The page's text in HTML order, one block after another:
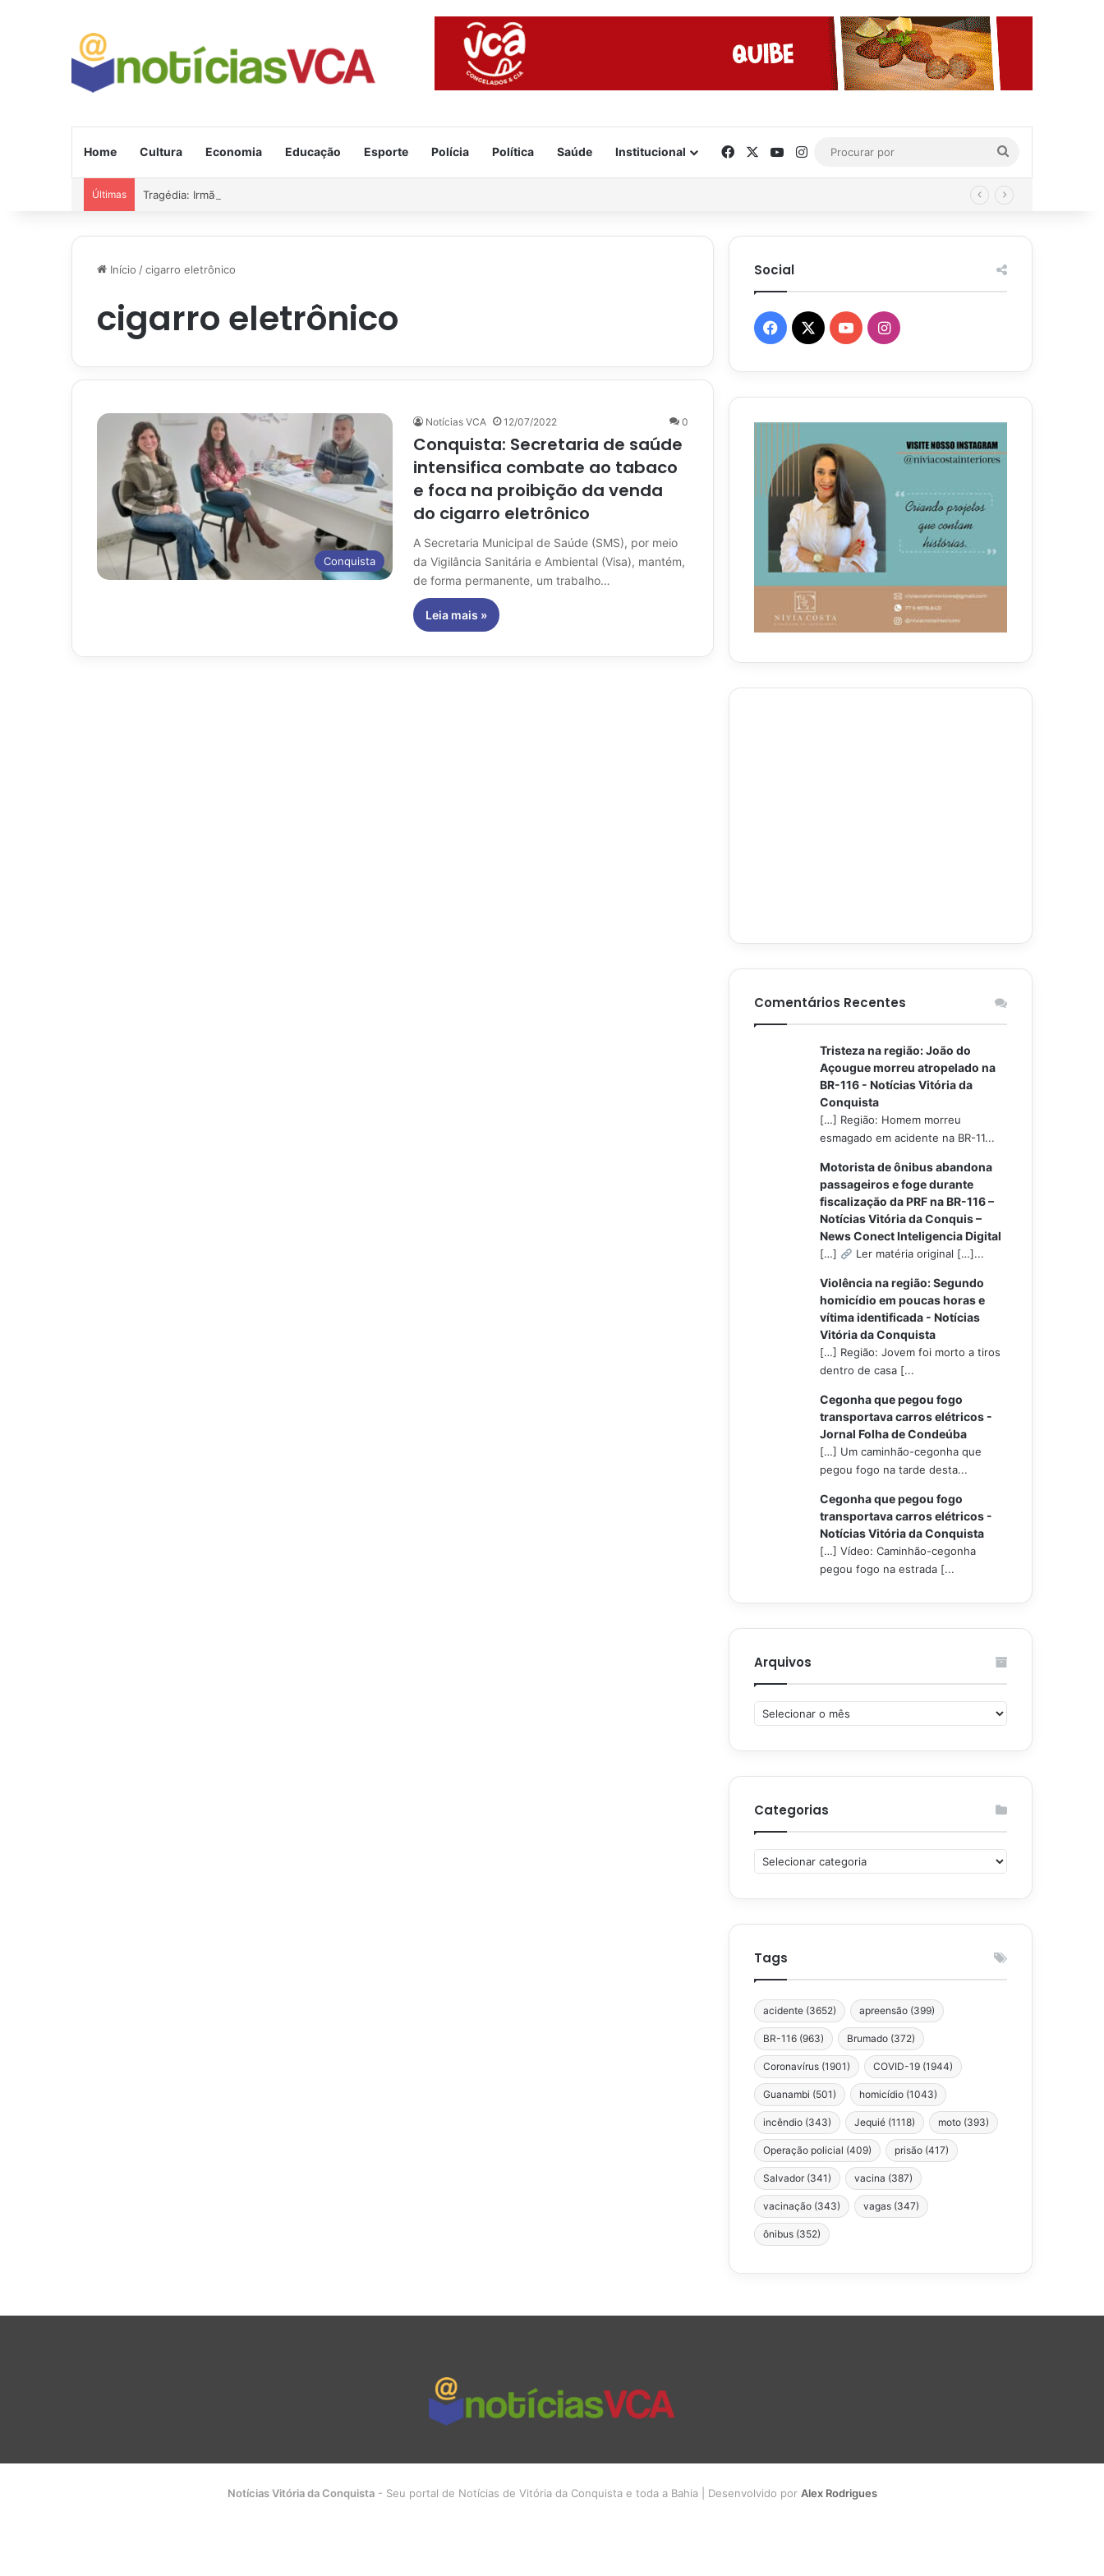
Home Cultura Economia Educação Esporte Polícia Política Saúde Institucional FacebookYouTube
Instagram
por
Últimas Tragédia: Irmão de prefeito morreu afogado na piscina após cair de cadeira de rodas
Início /cigarro eletrônico
cigarro eletrônico
Conquista
Notícias VCA 12/07/2022 0
Conquista: Secretaria de saúde
intensifica combate ao tabaco
e foca na proibição da venda
do cigarro eletrônico
A Secretaria Municipal de Saúde (SMS), por meio
da Vigilância Sanitária e Ambiental (Visa), mantém,
de forma permanente, um trabalho…
Leia mais »
Social
Facebook
X YouTubeInstagram
Comentários Recentes
Tristeza na região: João do
Açougue morreu atropelado na
BR-116 - Notícias Vitória da
Conquista
[…] Região: Homem morreu
esmagado em acidente na BR-11...
Motorista de ônibus abandona
passageiros e foge durante
fiscalização da PRF na BR-116 –
Notícias Vitória da Conquis –
News Conect Inteligencia Digital
[…] Ler matéria original […]...
Violência na região: Segundo
homicídio em poucas horas e
vítima identificada - Notícias
Vitória da Conquista
[…] Região: Jovem foi morto a tiros
dentro de casa [...
Cegonha que pegou fogo
transportava carros elétricos -
Jornal Folha de Condeúba
[…] Um caminhão-cegonha que
pegou fogo na tarde desta...
Cegonha que pegou fogo
transportava carros elétricos -
Notícias Vitória da Conquista
[…] Vídeo: Caminhão-cegonha
pegou fogo na estrada [...
Arquivos
Arquivos
Categorias
Categorias
Tags
acidente (3652) apreensão (399)
BR-116 (963) Brumado (372)
Coronavírus (1901) COVID-19 (1944)
Guanambi (501) homicídio (1043)
incêndio (343) Jequié (1118) moto (393)
Operação policial (409) prisão (417)
Salvador (341) vacina (387)
vacinação (343) vagas (347)
ônibus (352)
Notícias Vitória da Conquista- Seu portal de Notícias de Vitória da Conquista e toda a Bahia | Desenvolvido por Alex Rodrigues